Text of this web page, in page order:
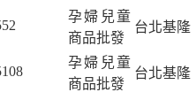
孕婦兒童
商品批發
台北基隆
孕婦兒童
商品批發
台北基隆